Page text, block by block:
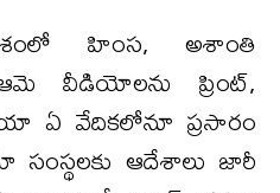
హింస, అశాంతి
వీడియోలను ప్రింట్,
ఏ వేదికలోనూ ప్రసారం
సంస్థలకు ఆదేశాలు జారీ